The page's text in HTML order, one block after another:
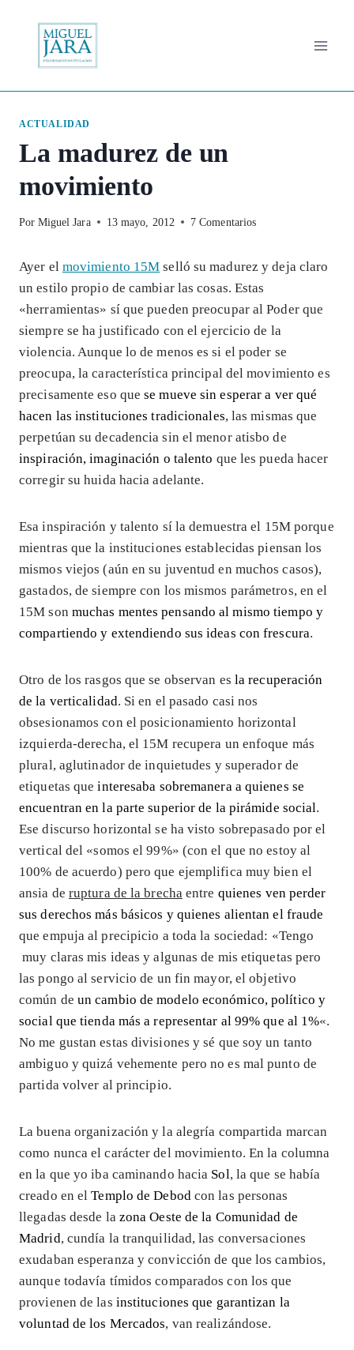
contenido
ACTUALIDAD
La madurez de un
movimiento
Por Miguel Jara 13 mayo, 2012 7 Comentarios
Ayer el movimiento 15M selló su madurez y deja claro
un estilo propio de cambiar las cosas. Estas
«herramientas» sí que pueden preocupar al Poder que
siempre se ha justificado con el ejercicio de la
violencia. Aunque lo de menos es si el poder se
preocupa, la característica principal del movimiento es
precisamente eso quese mueve sin esperar a ver qué
hacen las instituciones tradicionales, las mismas que
perpetúan su decadencia sin el menor atisbo de
inspiración, imaginación o talento que les pueda hacer
corregir su huida hacia adelante.
Esa inspiración y talento sí la demuestra el 15M porque
mientras que la instituciones establecidas piensan los
mismos viejos (aún en su juventud en muchos casos),
gastados, de siempre con los mismos parámetros, en el
15M son muchas mentes pensando al mismo tiempo y
compartiendo y extendiendo sus ideas con frescura.
Otro de los rasgos que se observan es la recuperación
de la verticalidad. Si en el pasado casi nos
obsesionamos con el posicionamiento horizontal
izquierda-derecha, el 15M recupera un enfoque más
plural, aglutinador de inquietudes y superador de
etiquetas queinteresaba sobremanera a quienes se
encuentran en la parte superior de la pirámide social.
Ese discurso horizontal se ha visto sobrepasado por el
vertical del «somos el 99%» (con el que no estoy al
100% de acuerdo) pero que ejemplifica muy bien el
ansia de ruptura de la brecha entre quienes ven perder
sus derechos más básicos y quienes alientan el fraude
que empuja al precipicio a toda la sociedad: «Tengo
muy claras mis ideas y algunas de mis etiquetas pero
las pongo al servicio de un fin mayor, el objetivo
común de un cambio de modelo económico, político y
social que tienda más a representar al 99% que al 1%«.
No me gustan estas divisiones y sé que soy un tanto
ambiguo y quizá vehemente pero no es mal punto de
partida volver al principio.
La buena organización y la alegría compartida marcan
como nunca el carácter del movimiento. En la columna
en la que yo iba caminando hacia Sol, la que se había
creado en elTemplo de Debod con las personas
llegadas desde la zona Oeste de la Comunidad de
Madrid, cundía la tranquilidad, las conversaciones
exudaban esperanza y convicción de que los cambios,
aunque todavía tímidos comparados con los que
provienen de las instituciones que garantizan la
voluntad de los Mercados, van realizándose.